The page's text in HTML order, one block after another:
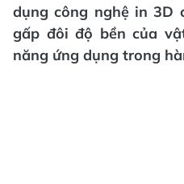
dụng công nghệ in 3D
gấp đôi độ bền của
năng ứng dụng trong